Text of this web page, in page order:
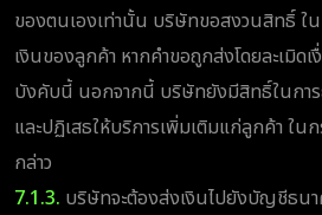
ของตนเองเท่านั้น บริษัทขอสงวนสิทธิ์ ใ
เงินของลูกค้า หากคำขอถูกส่งโดยละเมิด
บังคับนี้ นอกจากนี้ บริษัทยังมีสิทธิ์ในการ
และปฏิเสธให้บริการเพิ่มเติมแก่ลูกค้า ใ
กล่าว
7.1.3. บริษัทจะต้องส่งเงินไปยังบัญชีธน